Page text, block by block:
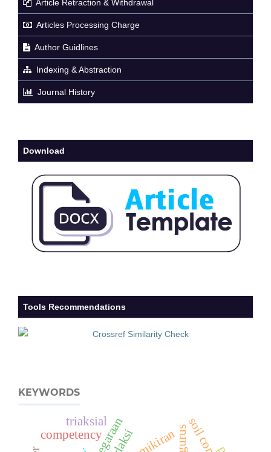
Article Retraction & Withdrawal
Articles Processing Charge
Author Guidlines
Indexing & Abstraction
Journal History
Download
Tools Recommendations
KEYWORDS
competency
triaksial